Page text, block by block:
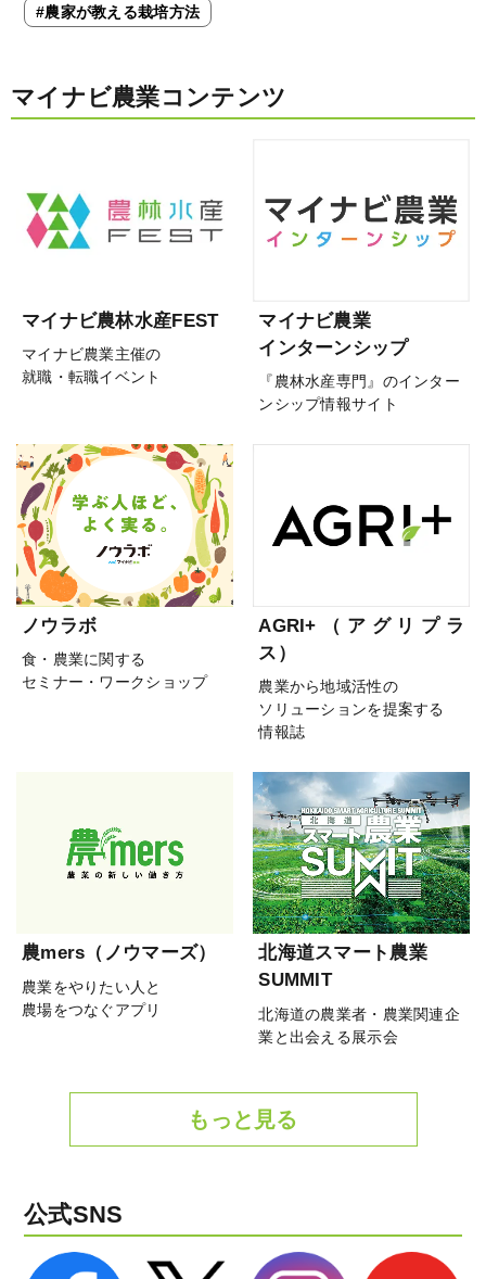
#農家が教える栽培方法
マイナビ農業コンテンツ
マイナビ農林水産FEST
マイナビ農業主催の
就職・転職イベント
マイナビ農業
インターンシップ
『農林水産専門』のインター
ンシップ情報サイト
ノウラボ
食・農業に関する
セミナー・ワークショップ
AGRI+（アグリプラ
ス）
農業から地域活性の
ソリューションを提案する
情報誌
農mers（ノウマーズ）
農業をやりたい人と
農場をつなぐアプリ
北海道スマート農業
SUMMIT
北海道の農業者・農業関連企
業と出会える展示会
もっと見る
公式SNS